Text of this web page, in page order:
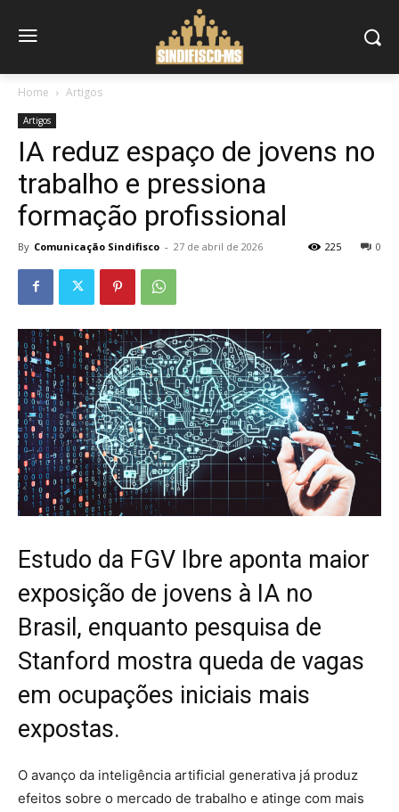
Home Artigos
Artigos
IA reduz espaço de jovens no
trabalho e pressiona
formação profissional
By Comunicação Sindifisco - 27 de abril de 2026 0
225
Estudo da FGV Ibre aponta maior
exposição de jovens à IA no
Brasil, enquanto pesquisa de
Stanford mostra queda de vagas
em ocupações iniciais mais
expostas.
O avanço da inteligência artificial generativa já produz
efeitos sobre o mercado de trabalho e atinge com mais